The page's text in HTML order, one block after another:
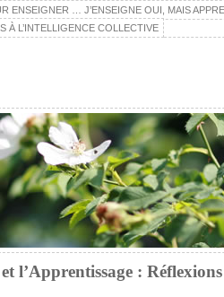
ENSEIGNER … J’ENSEIGNE OUI, MAIS
À L’INTELLIGENCE COLLECTIVE
l’Apprentissage :